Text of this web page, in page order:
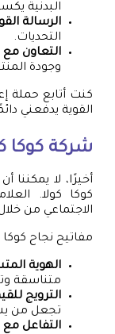
البدنية
الرسالة
التحديات.
التعاون مع
وجودة
كنت أتابع حملة
القوية يدفعني
شركة كوكا
أخيرًا، لا
كوكا كولا.
الاجتماعي من
مفاتيح نجاح
الهوية
متناسقة
الترويج
تجعل من
التفاعل مع